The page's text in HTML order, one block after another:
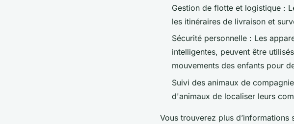
Gestion de flotte et logistique :
les itinéraires de livraison et
Sécurité personnelle : Les
intelligentes, peuvent être
mouvements des enfants pour
Suivi des animaux de
d'animaux de localiser leurs
Vous trouverez plus d’informations